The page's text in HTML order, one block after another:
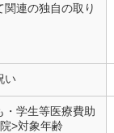
関連の独自の取り
い
・学生等医療費助
>対象年齢